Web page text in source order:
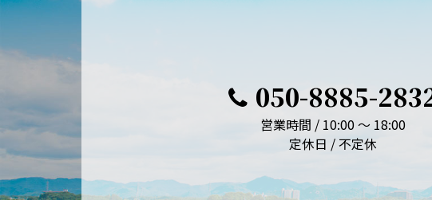
050-8885-
営業時間 / 10:00 ～ 18:00
定休日 / 不定休